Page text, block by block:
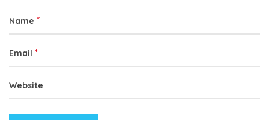
Name *
Email *
Website